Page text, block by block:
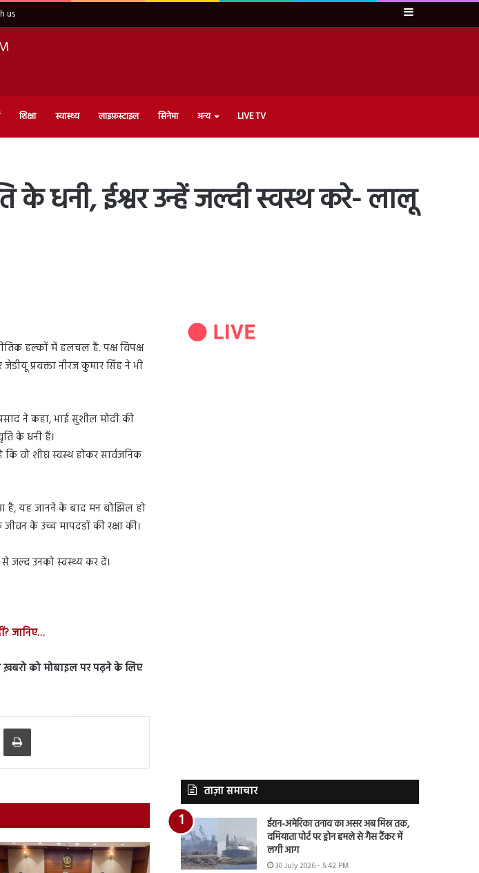
us Sidebar
शिक्षा स्वास्थ्य लाइफ़स्टाइल सिनेमा अन्य LIVE TV
धनी, ईश्वर उन्हें जल्दी स्वस्थ करे- लालू
हल्कों में हलचल हैं. पक्ष विपक्ष
प्रवक्ता नीरज कुमार सिंह ने भी
ने कहा, भाई सुशील मोदी की
के धनी हैं।
वो शीघ्र स्वस्थ होकर सार्वजनिक
है, यह जानने के बाद मन बोझिल हो
के उच्च मापदंडों की रक्षा की।
से जल्द उनको स्वस्थ्य कर दे।
जानिए…
ख़बरो को मोबाइल पर पढ़ने के लिए
via Email Print
ताज़ा समाचार
ईरान-अमेरिका तनाव का असर अब मिस्र तक,
दमियाता पोर्ट पर ड्रोन हमले से गैस टैंकर में
लगी आग
30 July 2026 - 5:42 PM